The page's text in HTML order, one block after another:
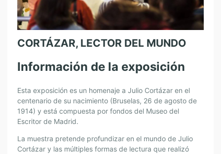
CORTÁZAR, LECTOR DEL MUNDO
Información de la exposición
Esta exposición es un homenaje a Julio Cortázar en el
centenario de su nacimiento (Bruselas, 26 de agosto de
1914) y está compuesta por fondos del Museo del
Escritor de Madrid.
La muestra pretende profundizar en el mundo de Julio
Cortázar y las múltiples formas de lectura que realizó